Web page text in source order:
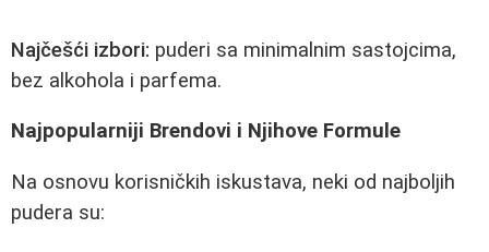
Najčešći izbori: puderi sa minimalnim sastojcima,
bez alkohola i parfema.
Najpopularniji Brendovi i Njihove Formule
Na osnovu korisničkih iskustava, neki od najboljih
pudera su: